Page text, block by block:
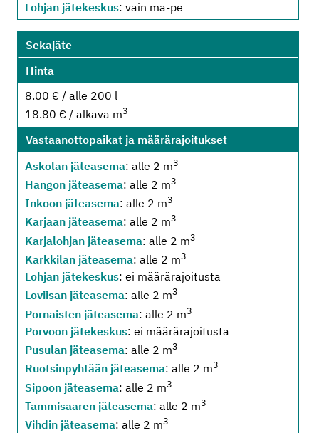
Lohjan jätekeskus: vain ma-pe
Sekajäte
Hinta
8.00 € / alle 200 l
18.80 € / alkava m3
Vastaanottopaikat ja määrärajoitukset
Askolan jäteasema: alle 2 m3
Hangon jäteasema: alle 2 m3
Inkoon jäteasema: alle 2 m3
Karjaan jäteasema: alle 2 m3
Karjalohjan jäteasema: alle 2 m3
Karkkilan jäteasema: alle 2 m3
Lohjan jätekeskus: ei määrärajoitusta
Loviisan jäteasema: alle 2 m3
Pornaisten jäteasema: alle 2 m3
Porvoon jätekeskus: ei määrärajoitusta
Pusulan jäteasema: alle 2 m3
Ruotsinpyhtään jäteasema: alle 2 m3
Sipoon jäteasema: alle 2 m3
Tammisaaren jäteasema: alle 2 m3
Vihdin jäteasema: alle 2 m3